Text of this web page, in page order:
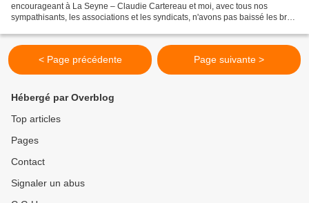
encourageant à La Seyne – Claudie Cartereau et moi, avec tous nos
sympathisants, les associations et les syndicats, n'avons pas baissé les bras.
< Page précédente Page suivante >
Hébergé par Overblog
Top articles
Pages
Contact
Signaler un abus